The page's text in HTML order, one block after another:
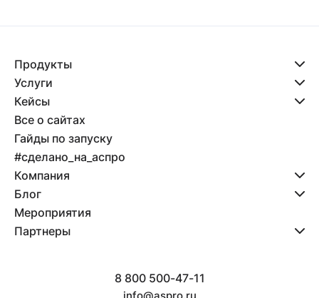
Продукты
Услуги
Кейсы
Все о сайтах
Гайды по запуску
#сделано_на_аспро
Компания
Блог
Мероприятия
Партнеры
8 800 500-47-11